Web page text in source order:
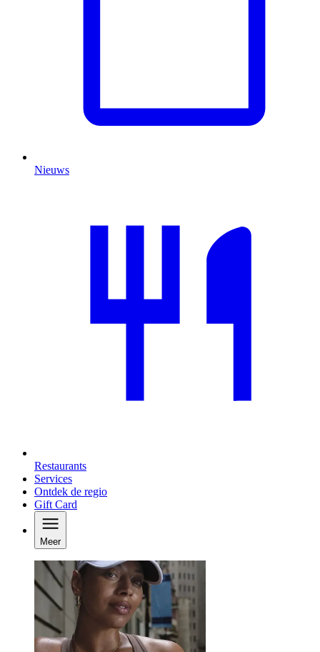
Nieuws
Restaurants
Services
Ontdek de regio
Gift Card
Meer